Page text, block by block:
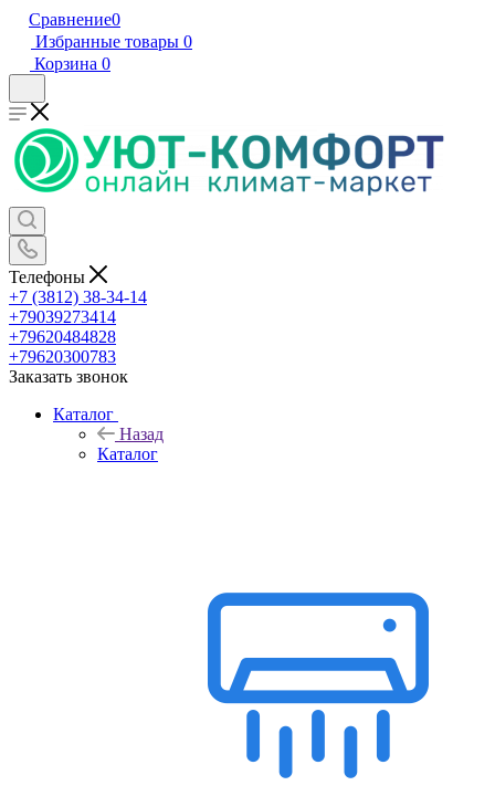
Сравнение0
Избранные товары 0
Корзина 0
Телефоны
+7 (3812) 38-34-14
+79039273414
+79620484828
+79620300783
Заказать звонок
Каталог
Назад
Каталог